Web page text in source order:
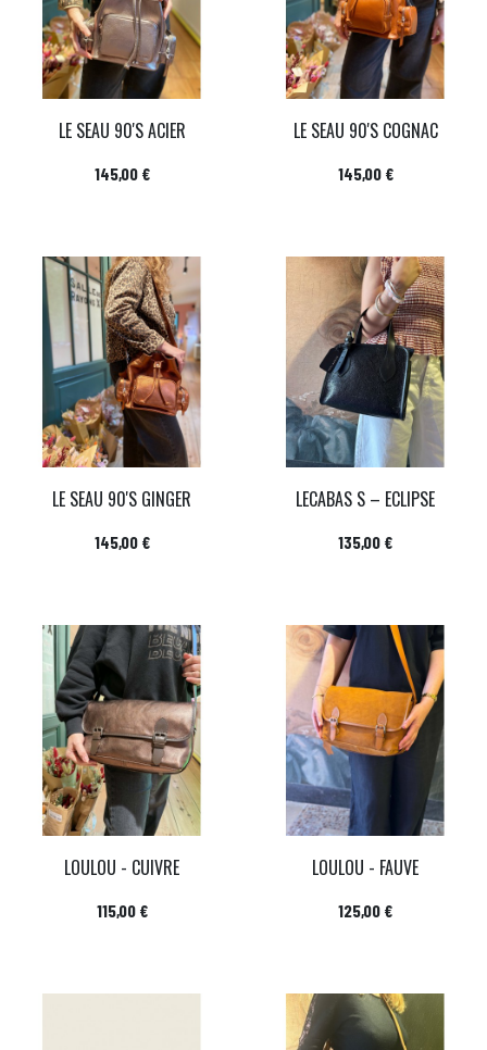
LE SEAU 90'S ACIER
Prix
145,00 €
LE SEAU 90'S COGNAC
Prix
145,00 €
LE SEAU 90'S GINGER
Prix
145,00 €
LECABAS S – ECLIPSE
Prix
135,00 €
LOULOU - CUIVRE
Prix
115,00 €
LOULOU - FAUVE
Prix
125,00 €